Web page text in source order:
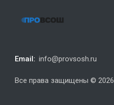
Email: info@provsosh.ru
Все права защищены © 2026